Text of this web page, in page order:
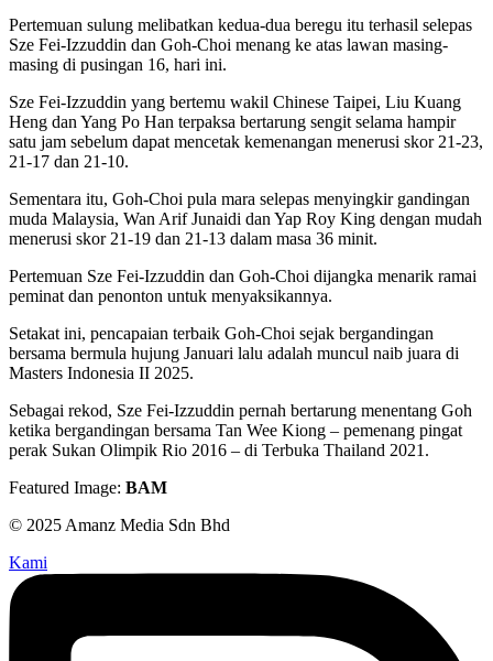
Pertemuan sulung melibatkan kedua-dua beregu itu terhasil selepas
Sze Fei-Izzuddin dan Goh-Choi menang ke atas lawan masing-
masing di pusingan 16, hari ini.
Sze Fei-Izzuddin yang bertemu wakil Chinese Taipei, Liu Kuang
Heng dan Yang Po Han terpaksa bertarung sengit selama hampir
satu jam sebelum dapat mencetak kemenangan menerusi skor 21-23,
21-17 dan 21-10.
Sementara itu, Goh-Choi pula mara selepas menyingkir gandingan
muda Malaysia, Wan Arif Junaidi dan Yap Roy King dengan mudah
menerusi skor 21-19 dan 21-13 dalam masa 36 minit.
Pertemuan Sze Fei-Izzuddin dan Goh-Choi dijangka menarik ramai
peminat dan penonton untuk menyaksikannya.
Setakat ini, pencapaian terbaik Goh-Choi sejak bergandingan
bersama bermula hujung Januari lalu adalah muncul naib juara di
Masters Indonesia II 2025.
Sebagai rekod, Sze Fei-Izzuddin pernah bertarung menentang Goh
ketika bergandingan bersama Tan Wee Kiong – pemenang pingat
perak Sukan Olimpik Rio 2016 – di Terbuka Thailand 2021.
Featured Image: BAM
© 2025 Amanz Media Sdn Bhd
Kami